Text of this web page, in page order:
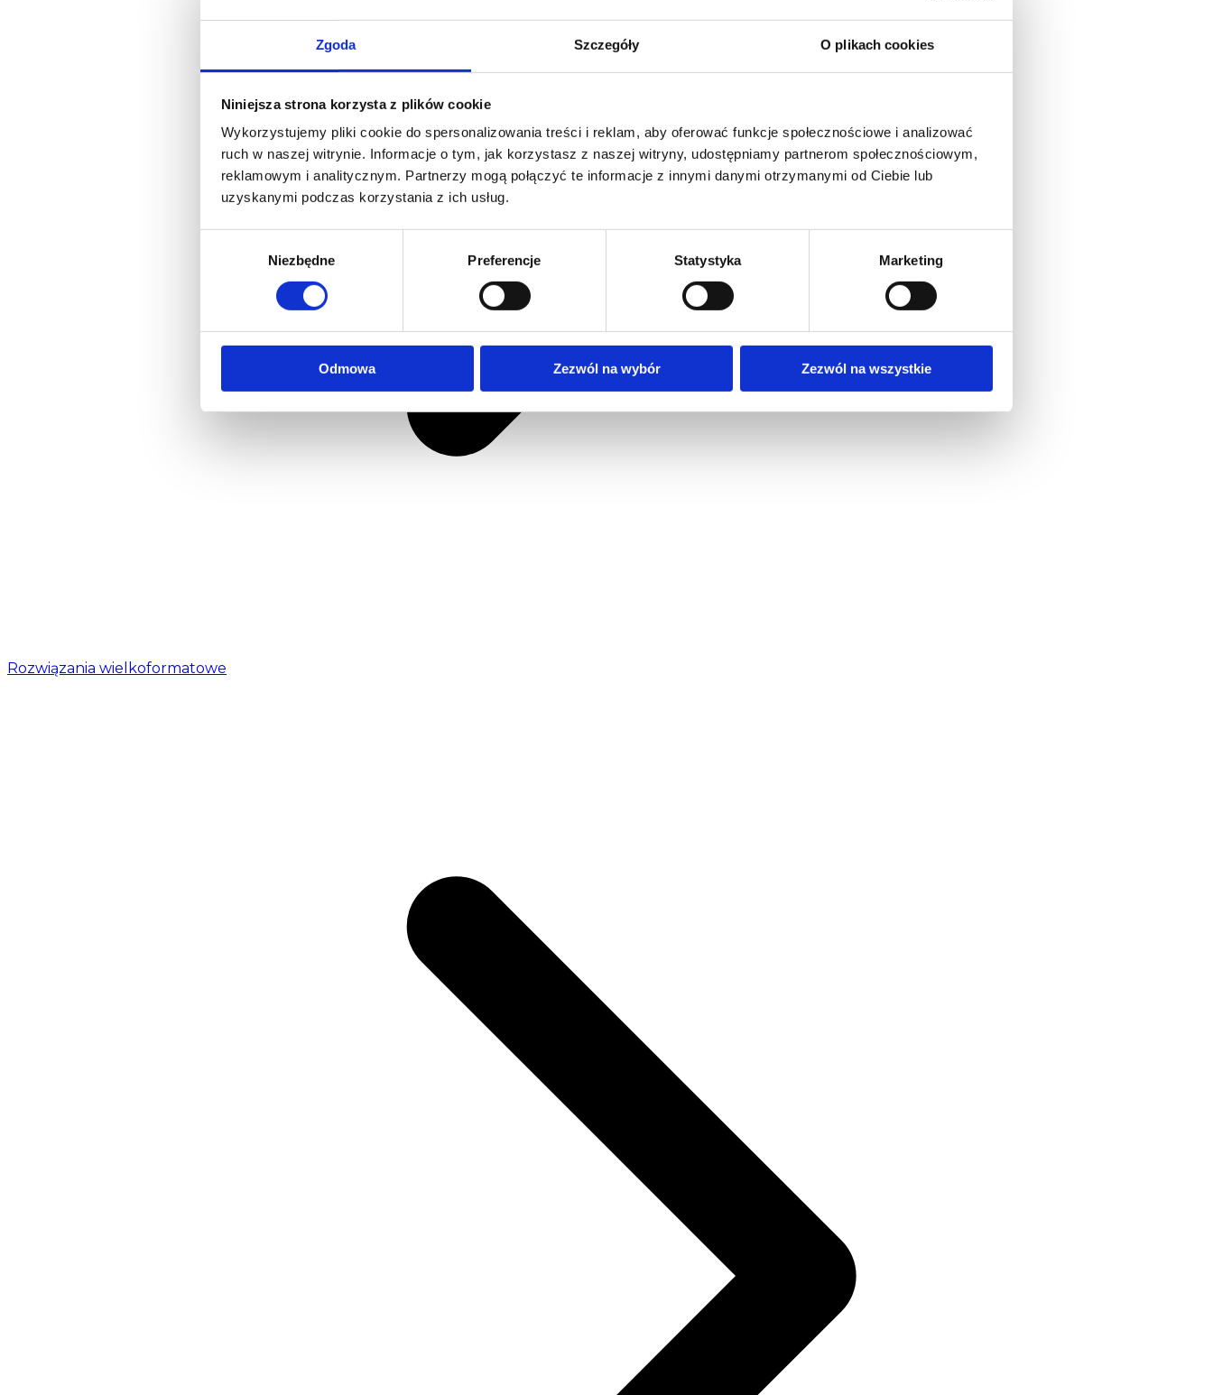
Zgoda Szczegóły O plikach cookies
Niniejsza strona korzysta z plików cookie
Wykorzystujemy pliki cookie do spersonalizowania treści i reklam, aby oferować funkcje społecznościowe i analizować
ruch w naszej witrynie. Informacje o tym, jak korzystasz z naszej witryny, udostępniamy partnerom społecznościowym,
reklamowym i analitycznym. Partnerzy mogą połączyć te informacje z innymi danymi otrzymanymi od Ciebie lub
uzyskanymi podczas korzystania z ich usług.
Niezbędne Preferencje Statystyka Marketing
Odmowa Zezwól na wybór Zezwól na wszystkie
Rozwiązania wielkoformatowe